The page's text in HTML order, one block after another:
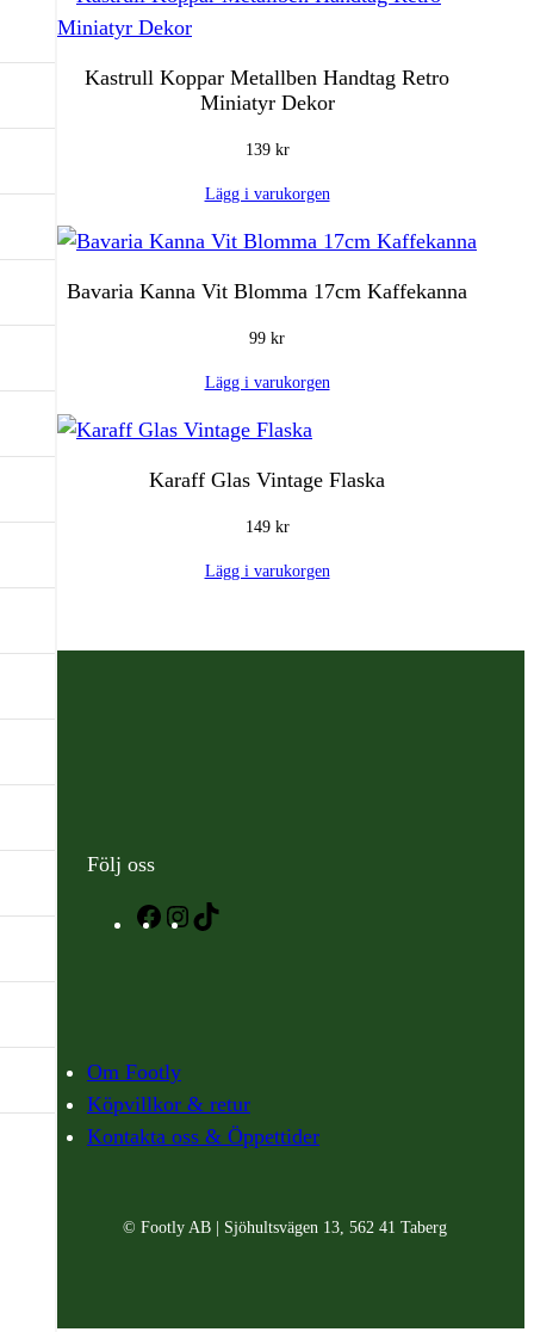
Kastrull Koppar Metallben Handtag Retro
Miniatyr Dekor
139 kr
Lägg i varukorgen
Bavaria Kanna Vit Blomma 17cm Kaffekanna
99 kr
Lägg i varukorgen
Karaff Glas Vintage Flaska
149 kr
Lägg i varukorgen
Följ oss
Facebook
Instagram
Om Footly
Köpvillkor & retur
Kontakta oss & Öppettider
© Footly AB | Sjöhultsvägen 13, 562 41 Taberg